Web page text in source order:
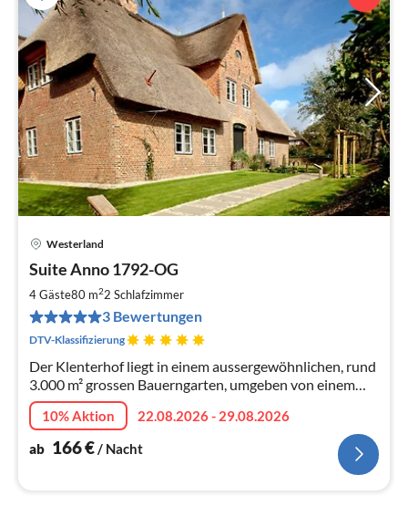
Westerland
Suite Anno 1792-OG
4 Gäste80 m22 Schlafzimmer
3 Bewertungen
DTV-Klassifizierung
Der Klenterhof liegt in einem aussergewöhnlichen, rund
3.000 m² grossen Bauerngarten, umgeben von einem
typischen Friesenwall – eine echte Rarität auf Sylt.
10% Aktion
22.08.2026 - 29.08.2026
ab 166€/ Nacht